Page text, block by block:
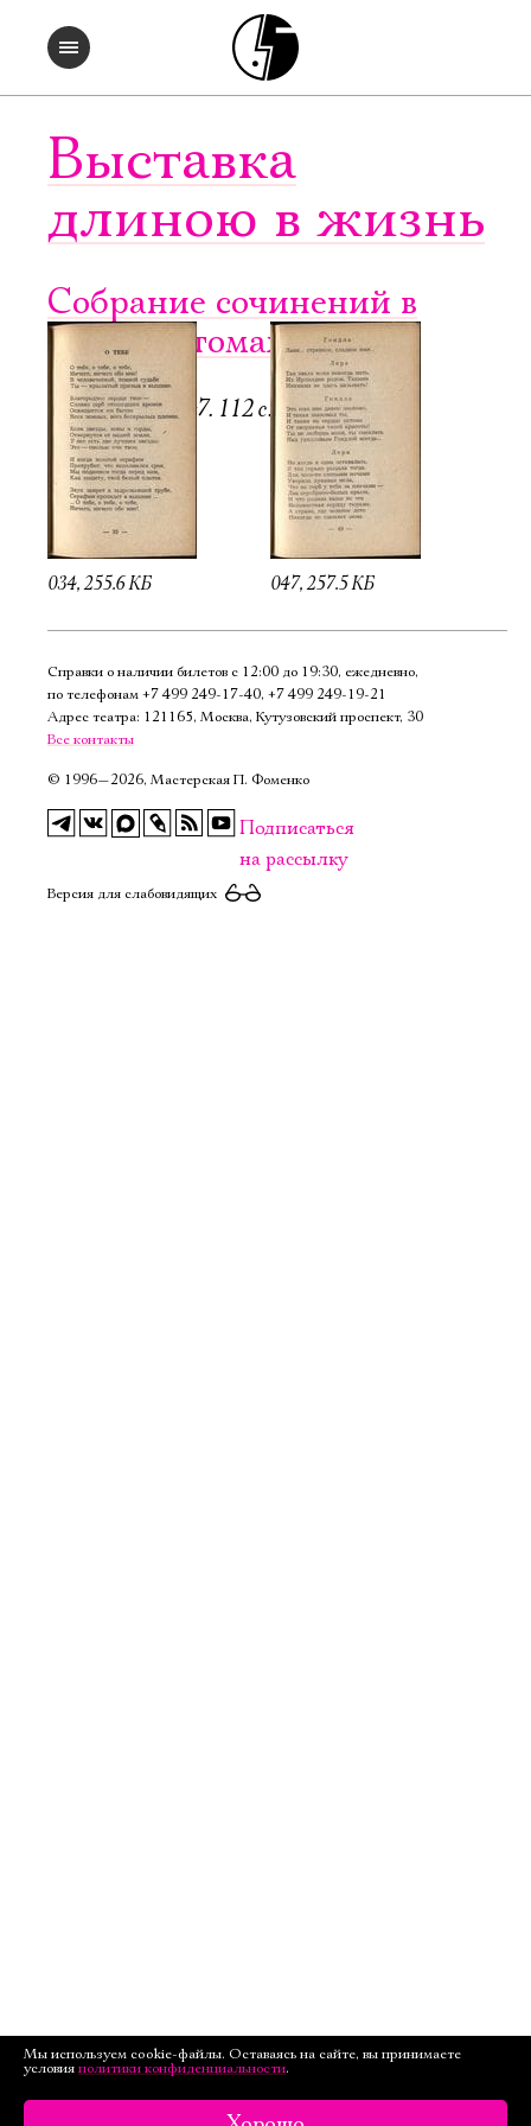
Выставка
длиною в жизнь
Собрание сочинений в
четырех томах. Т. 3
Регенсбург, 1947. 112 с.
034, 255.6 КБ 047, 257.5 КБ
Справки о наличии билетов с 12:00 до 19:30, ежедневно,
по телефонам +7 499 249‑17‑40, +7 499 249‑19‑21
Адрес театра: 121165, Москва, Кутузовский проспект, 30
Все контакты
© 1996—2026, Мастерская П. Фоменко
Подписаться
на рассылку
Версия для слабовидящих
Мы используем cookie-файлы. Оставаясь на сайте, вы принимаете
условия политики конфиденциальности.